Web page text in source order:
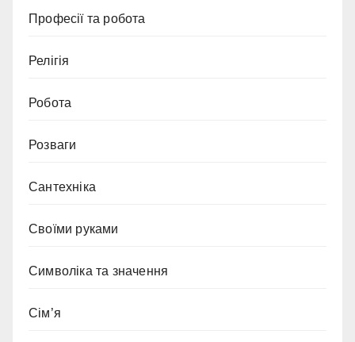
Професії та робота
Релігія
Робота
Розваги
Сантехніка
Своїми руками
Символіка та значення
Сім’я